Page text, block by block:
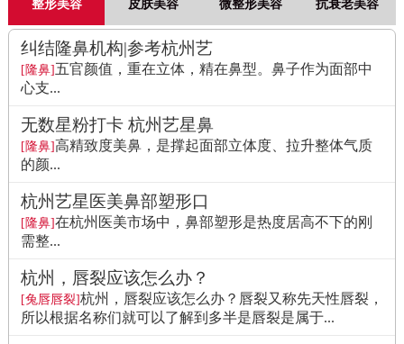
整形美容 皮肤美容 微整形美容 抗衰老美容
纠结隆鼻机构|参考杭州艺
[隆鼻]五官颜值，重在立体，精在鼻型。鼻子作为面部中
心支...
无数星粉打卡 杭州艺星鼻
[隆鼻]高精致度美鼻，是撑起面部立体度、拉升整体气质
的颜...
杭州艺星医美鼻部塑形口
[隆鼻]在杭州医美市场中，鼻部塑形是热度居高不下的刚
需整...
杭州，唇裂应该怎么办？
[兔唇唇裂]杭州，唇裂应该怎么办？唇裂又称先天性唇裂，
所以根据名称们就可以了解到多半是唇裂是属于...